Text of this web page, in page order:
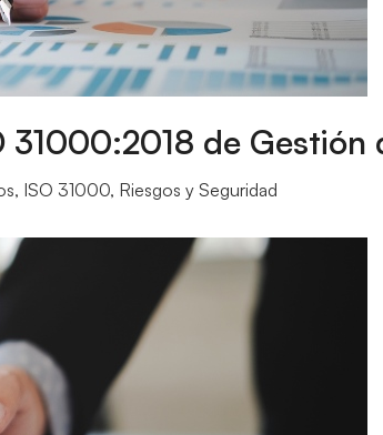
de Gestión
, ISO 31000, Riesgos y Seguridad